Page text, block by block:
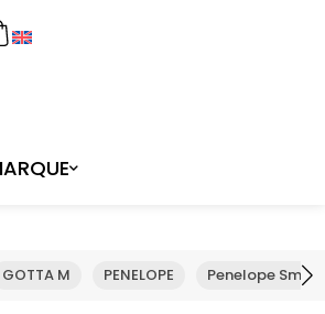
GOTTA M PENELOPE Penelope Small